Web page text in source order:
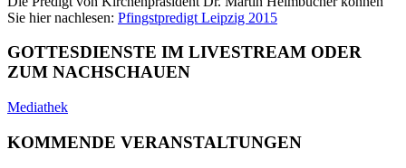
Sie hier nachlesen: Pfingstpredigt Leipzig 2015
GOTTESDIENSTE IM LIVESTREAM ODER
ZUM NACHSCHAUEN
Mediathek
KOMMENDE VERANSTALTUNGEN